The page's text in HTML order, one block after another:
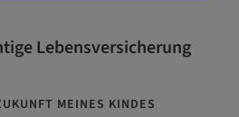
Lebensversicherung
MEINES KINDES